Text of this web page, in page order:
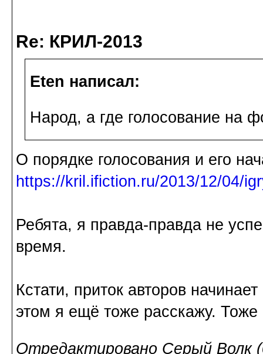
Re: КРИЛ-2013
Eten написал:
Народ, а где голосование на
О порядке голосования и его
https://kril.ifiction.ru/2013/12/04/
Ребята, я правда-правда не
время.
Кстати, приток авторов
этом я ещё тоже расскажу. Тоже
Отредактировано Серый Волк